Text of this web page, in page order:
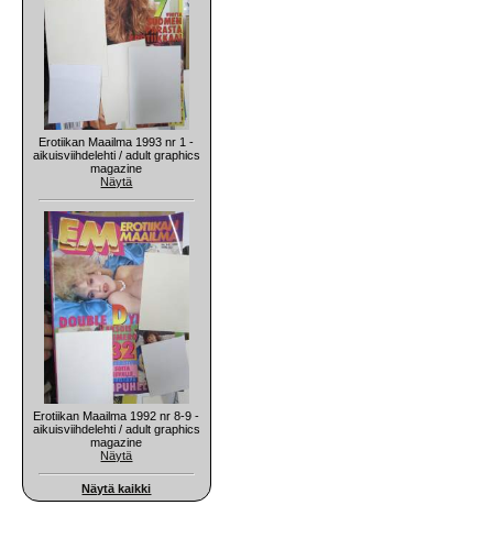
Erotiikan Maailma 1993 nr 1 -
aikuisviihdelehti / adult graphics
magazine
Näytä
Erotiikan Maailma 1992 nr 8-9 -
aikuisviihdelehti / adult graphics
magazine
Näytä
Näytä kaikki